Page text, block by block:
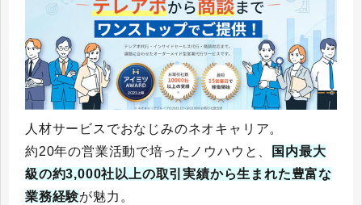
人材サービスでおなじみのネオキャリア。
約20年の営業活動で培ったノウハウと、
国内最大
級の約3,000社以上の取引実績から生まれた豊富な
業務経験が魅力。